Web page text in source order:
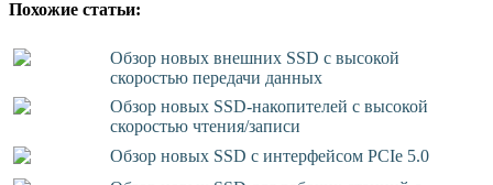
Похожие статьи:
Обзор новых внешних SSD с высокой
скоростью передачи данных
Обзор новых SSD-накопителей с высокой
скоростью чтения/записи
Обзор новых SSD с интерфейсом PCIe 5.0